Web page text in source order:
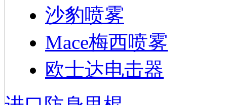
沙豹喷雾
Mace梅西喷雾
欧士达电击器